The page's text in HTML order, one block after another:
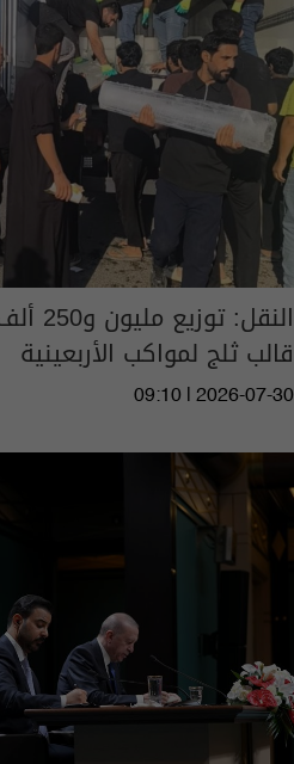
قالب ثلج لمواكب الأربعينية
09:10 | 2026-07-30